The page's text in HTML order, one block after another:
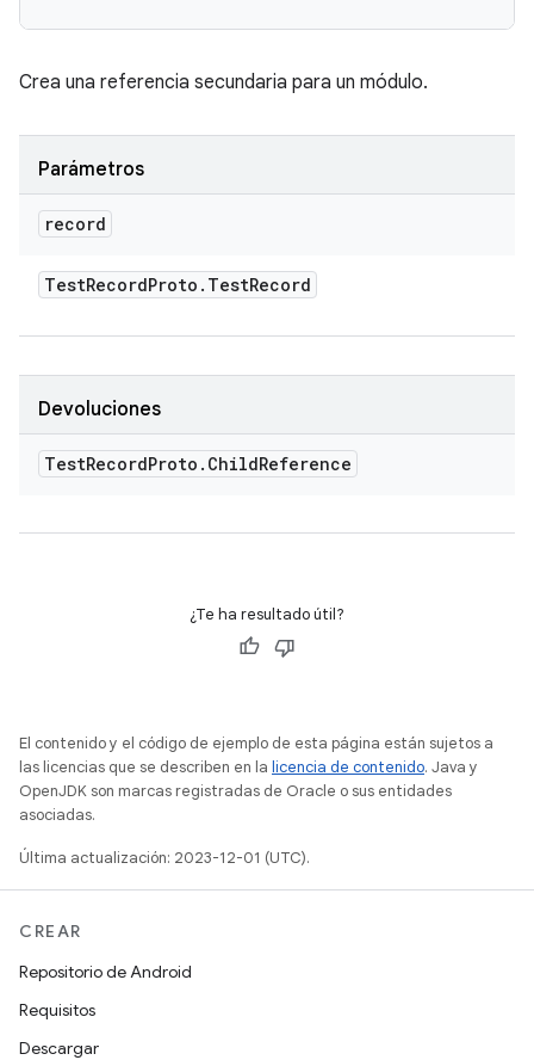
Crea una referencia secundaria para un módulo.
Parámetros
record
TestRecordProto . TestRecord
Devoluciones
TestRecordProto . ChildReference
¿Te ha resultado útil?
El contenido y el código de ejemplo de esta página están sujetos a
las licencias que se describen en la licencia de contenido. Java y
OpenJDK son marcas registradas de Oracle o sus entidades
asociadas.
Última actualización: 2023-12-01 (UTC).
CREAR
Repositorio de Android
Requisitos
Descargar